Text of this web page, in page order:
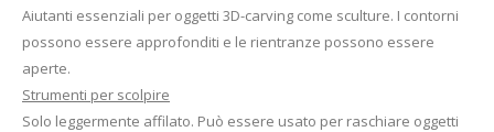
Aiutanti essenziali per oggetti 3D-carving come sculture. I contorni
possono essere approfonditi e le rientranze possono essere
aperte.
Strumenti per scolpire
Solo leggermente affilato. Può essere usato per raschiare oggetti